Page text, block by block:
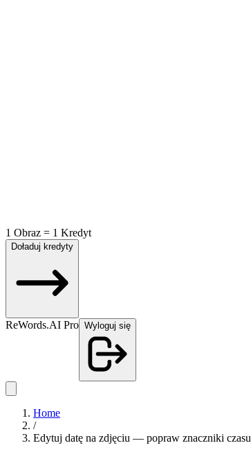
1 Obraz = 1 Kredyt
Doładuj kredyty
ReWords.AI Pro Wyloguj się
Home
/
Edytuj datę na zdjęciu — popraw znaczniki czasu